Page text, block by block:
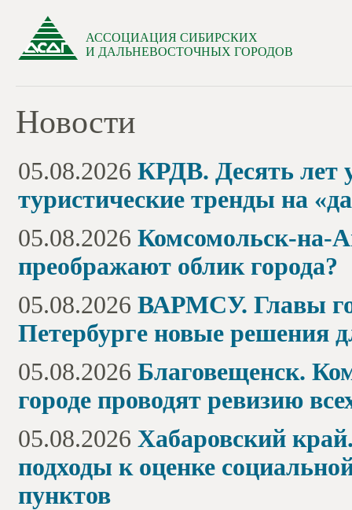
АССОЦИАЦИЯ СИБИРСКИХ
И ДАЛЬНЕВОСТОЧНЫХ ГОРОДОВ
Новости
05.08.2026 КРДВ. Десять лет
туристические тренды на
05.08.2026 Комсомольск-на-
преображают облик города?
05.08.2026 ВАРМСУ. Главы
Петербурге новые решения
05.08.2026 Благовещенск.
городе проводят ревизию
05.08.2026 Хабаровский
подходы к оценке
пунктов